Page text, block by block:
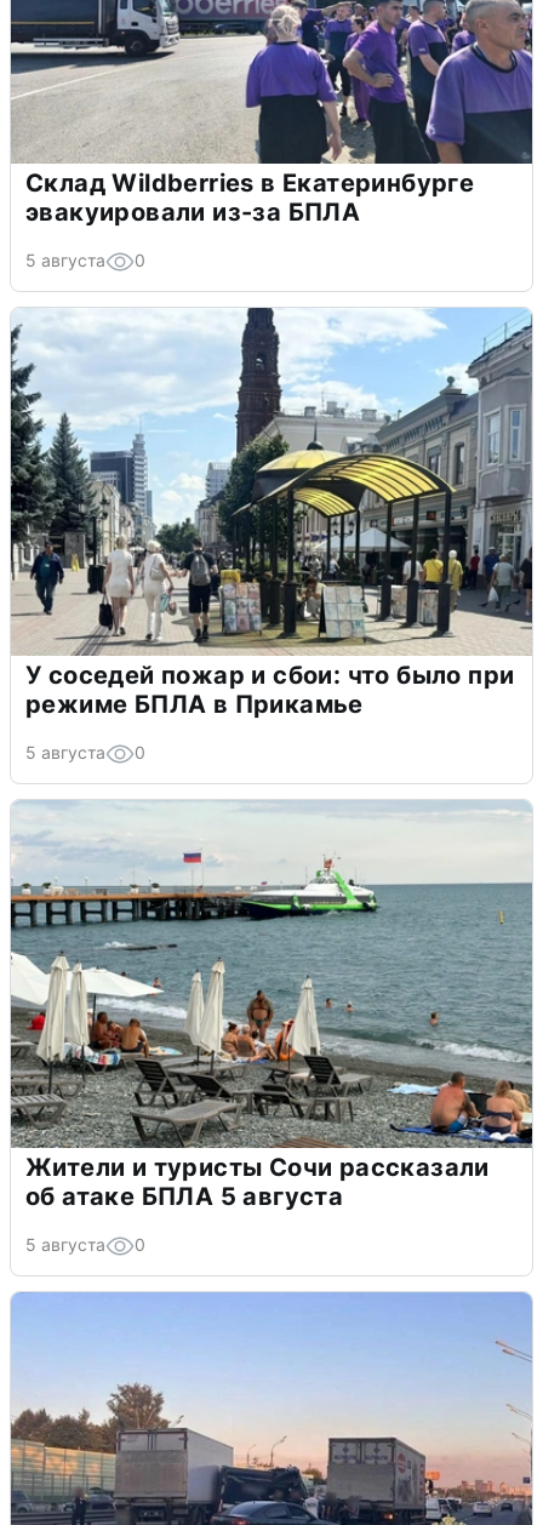
Склад Wildberries в Екатеринбурге
эвакуировали из-за БПЛА
5 августа 0
У соседей пожар и сбои: что было при
режиме БПЛА в Прикамье
5 августа 0
Жители и туристы Сочи рассказали
об атаке БПЛА 5 августа
5 августа 0